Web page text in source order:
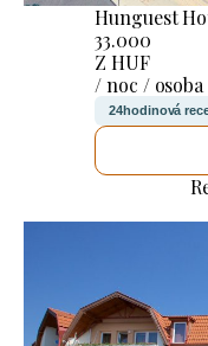
Hunguest
33.000
Z HUF
/ noc / osoba
24hodinová